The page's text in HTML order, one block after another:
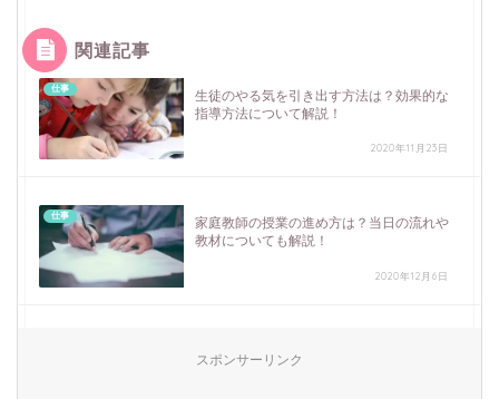
関連記事
仕事
生徒のやる気を引き出す方法は？効果的な
指導方法について解説！
2020年11月23日
仕事
家庭教師の授業の進め方は？当日の流れや
教材についても解説！
2020年12月6日
スポンサーリンク